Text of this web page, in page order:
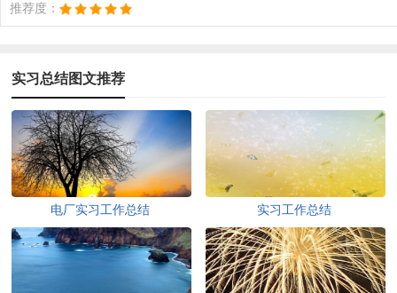
推荐度：
实习总结图文推荐
电厂实习工作总结 实习工作总结